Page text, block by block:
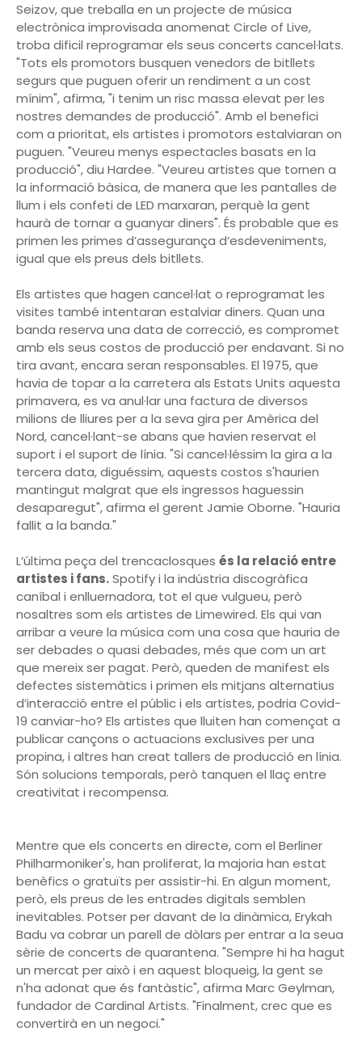
Seizov, que treballa en un projecte de música
electrònica improvisada anomenat Circle of Live,
troba dificil reprogramar els seus concerts cancel·lats.
"Tots els promotors busquen venedors de bitllets
segurs que puguen oferir un rendiment a un cost
mínim", afirma, "i tenim un risc massa elevat per les
nostres demandes de producció". Amb el benefici
com a prioritat, els artistes i promotors estalviaran on
puguen. "Veureu menys espectacles basats en la
producció", diu Hardee. "Veureu artistes que tornen a
la informació bàsica, de manera que les pantalles de
llum i els confeti de LED marxaran, perquè la gent
haurà de tornar a guanyar diners". És probable que es
primen les primes d’assegurança d’esdeveniments,
igual que els preus dels bitllets.
Els artistes que hagen cancel·lat o reprogramat les
visites també intentaran estalviar diners. Quan una
banda reserva una data de correcció, es compromet
amb els seus costos de producció per endavant. Si no
tira avant, encara seran responsables. El 1975, que
havia de topar a la carretera als Estats Units aquesta
primavera, es va anul·lar una factura de diversos
milions de lliures per a la seva gira per Amèrica del
Nord, cancel·lant-se abans que havien reservat el
suport i el suport de línia. "Si cancel·léssim la gira a la
tercera data, diguéssim, aquests costos s'haurien
mantingut malgrat que els ingressos haguessin
desaparegut", afirma el gerent Jamie Oborne. "Hauria
fallit a la banda."
L’última peça del trencaclosques és la relació entre
artistes i fans.Spotify i la indústria discogràfica
caníbal i enlluernadora, tot el que vulgueu, però
nosaltres som els artistes de Limewired. Els qui van
arribar a veure la música com una cosa que hauria de
ser debades o quasi debades, més que com un art
que mereix ser pagat. Però, queden de manifest els
defectes sistemàtics i primen els mitjans alternatius
d’interacció entre el públic i els artistes, podria Covid-
19 canviar-ho? Els artistes que lluiten han començat a
publicar cançons o actuacions exclusives per una
propina, i altres han creat tallers de producció en línia.
Són solucions temporals, però tanquen el llaç entre
creativitat i recompensa.
Mentre que els concerts en directe, com el Berliner
Philharmoniker's, han proliferat, la majoria han estat
benèfics o gratuïts per assistir-hi. En algun moment,
però, els preus de les entrades digitals semblen
inevitables. Potser per davant de la dinàmica, Erykah
Badu va cobrar un parell de dòlars per entrar a la seua
sèrie de concerts de quarantena. "Sempre hi ha hagut
un mercat per això i en aquest bloqueig, la gent se
n'ha adonat que és fantàstic", afirma Marc Geylman,
fundador de Cardinal Artists. "Finalment, crec que es
convertirà en un negoci."